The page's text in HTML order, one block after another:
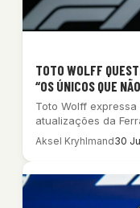
TOTO WOLFF
“OS ÚNICOS QUE
Toto Wolff
atualizações da
sob…
Aksel Kryhlmand30